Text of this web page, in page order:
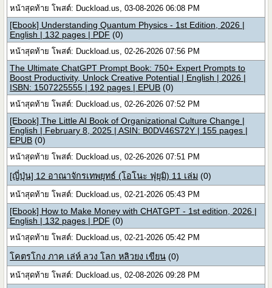
หน้าสุดท้าย โพสต์: Duckload.us, 03-08-2026 06:08 PM
[Ebook] Understanding Quantum Physics - 1st Edition, 2026 |
English | 132 pages | PDF (0)
หน้าสุดท้าย โพสต์: Duckload.us, 02-26-2026 07:56 PM
The Ultimate ChatGPT Prompt Book: 750+ Expert Prompts to
Boost Productivity, Unlock Creative Potential | English | 2026 |
ISBN: 1507225555 | 192 pages | EPUB (0)
หน้าสุดท้าย โพสต์: Duckload.us, 02-26-2026 07:52 PM
[Ebook] The Little AI Book of Organizational Culture Change |
English | February 8, 2025 | ASIN: B0DV46S72Y | 155 pages |
EPUB (0)
หน้าสุดท้าย โพสต์: Duckload.us, 02-26-2026 07:51 PM
[ญี่ปุ่น] 12 อาณาจักรเทพยุทธ์ (โอโนะ ฟุยุมิ) 11 เล่ม (0)
หน้าสุดท้าย โพสต์: Duckload.us, 02-21-2026 05:43 PM
[Ebook] How to Make Money with CHATGPT - 1st edition, 2026 |
English | 132 pages | PDF (0)
หน้าสุดท้าย โพสต์: Duckload.us, 02-21-2026 05:42 PM
โคตรโกง ภาค เล่ห์ ลวง โลก หลิวยง เขียน (0)
หน้าสุดท้าย โพสต์: Duckload.us, 02-08-2026 09:28 PM